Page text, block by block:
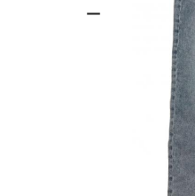
remove